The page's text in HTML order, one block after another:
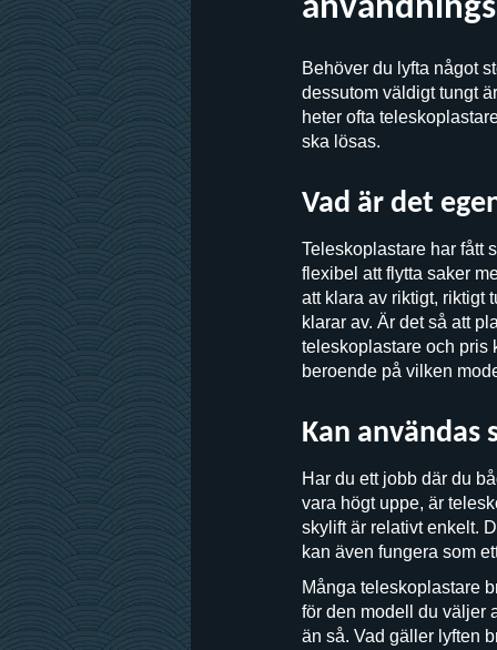
Behöver du lyfta något
dessutom väldigt tungt
heter ofta
ska lösas.
Vad är det
Teleskoplastare har fått
flexibel att flytta saker
att klara av riktigt, riktigt
klarar av. Är det så att
teleskoplastare och pris
beroende på vilken
Kan användas
Har du ett jobb där du
vara högt uppe, är
skylift är relativt enkelt.
kan även fungera som
Många teleskoplastare
för den modell du väljer
än så. Vad gäller lyften